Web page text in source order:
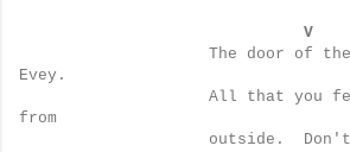
V
The door of
Evey.
All that you
from
outside.